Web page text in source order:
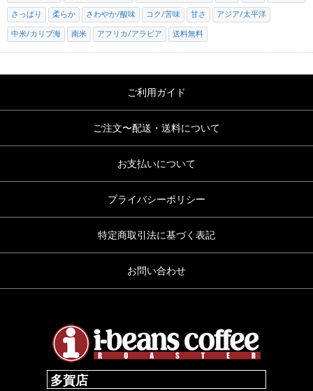
さっぱり 柔らか さわやか/酸味 コク/苦味 甘さ アジア/太平洋
中米/カリブ海 南米 アフリカ/アラビア 送料無料
ご利用ガイド
ご注文〜配送・送料について
お支払いについて
プライバシーポリシー
特定商取引法に基づく表記
お問い合わせ
多賀店